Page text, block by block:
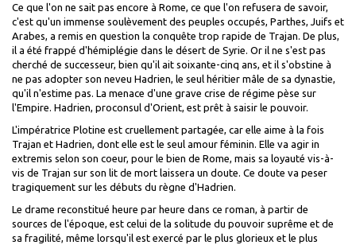
Ce que l'on ne sait pas encore à Rome, ce que l'on refusera de savoir,
c'est qu'un immense soulèvement des peuples occupés, Parthes, Juifs et
Arabes, a remis en question la conquête trop rapide de Trajan. De plus,
il a été frappé d'hémiplégie dans le désert de Syrie. Or il ne s'est pas
cherché de successeur, bien qu'il ait soixante-cinq ans, et il s'obstine à
ne pas adopter son neveu Hadrien, le seul héritier mâle de sa dynastie,
qu'il n'estime pas. La menace d'une grave crise de régime pèse sur
l'Empire. Hadrien, proconsul d'Orient, est prêt à saisir le pouvoir.
L'impératrice Plotine est cruellement partagée, car elle aime à la fois
Trajan et Hadrien, dont elle est le seul amour féminin. Elle va agir in
extremis selon son coeur, pour le bien de Rome, mais sa loyauté vis-à-
vis de Trajan sur son lit de mort laissera un doute. Ce doute va peser
tragiquement sur les débuts du règne d'Hadrien.
Le drame reconstitué heure par heure dans ce roman, à partir de
sources de l'époque, est celui de la solitude du pouvoir suprême et de
sa fragilité, même lorsqu'il est exercé par le plus glorieux et le plus